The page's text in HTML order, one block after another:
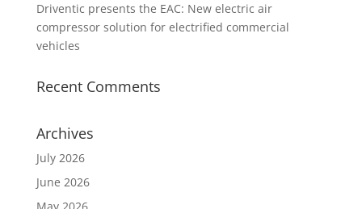
Driventic presents the EAC: New electric air
compressor solution for electrified commercial
vehicles
Recent Comments
Archives
July 2026
June 2026